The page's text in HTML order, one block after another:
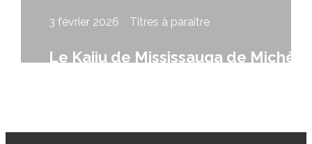
3 février 2026 Titres à paraître
Le Kaiju de Mississauga de Michèle